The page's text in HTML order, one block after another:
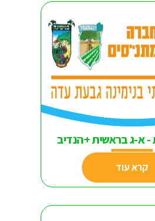
- א-ג בראשית +הנדיב
קרא עוד